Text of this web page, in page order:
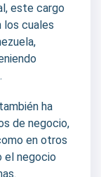
este cargo
los cuales
ha
de negocio,
en otros
el negocio